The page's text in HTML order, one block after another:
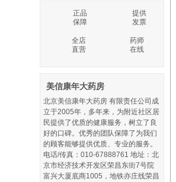
正品
保障
提供
发票
全店
直营
药师
在线
美信康年大药房
北京美信康年大药房 有限责任公司成
立于2005年，多年来，为附近社区居
民提供了优质的健康服务，树立了良
好的口碑。优秀的团队保障了为我们
的顾客能够提供优质、专业的服务。
电话/传真：010-67888761 地址：北
京市经济技术开发区荣昌东街7号院
富兴大厦底商1005，地铁亦庄线荣昌